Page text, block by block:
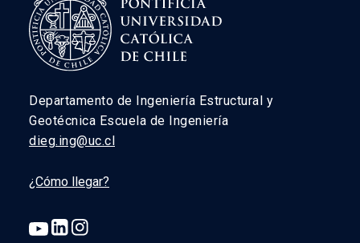
Departamento de Ingeniería Estructural y
Geotécnica Escuela de Ingeniería
dieg.ing@uc.cl
¿Cómo llegar?